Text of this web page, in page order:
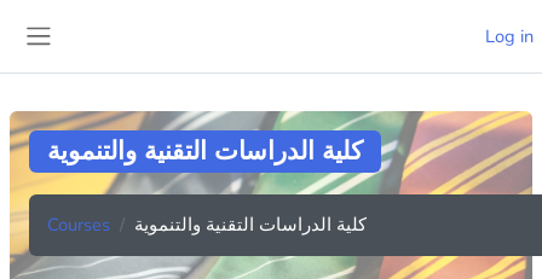
Log in
كلية الدراسات التقنية والتنموية
Courses كلية الدراسات التقنية والتنموية